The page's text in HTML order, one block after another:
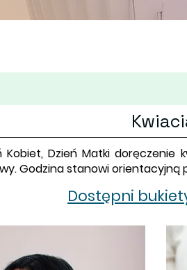
Kobiet, Dzień Matki
Godzina stanowi orientacyjną
Dostępni